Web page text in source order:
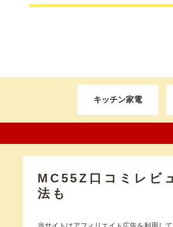
キッチン家電
MC55Z口コミレビ
法も